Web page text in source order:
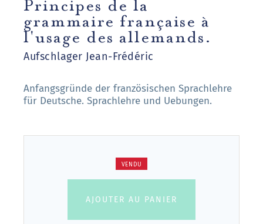
Principes de la
grammaire française à
l'usage des allemands.
Aufschlager Jean-Frédéric
Anfangsgründe der französischen Sprachlehre
für Deutsche. Sprachlehre und Uebungen.
VENDU
AJOUTER AU PANIER